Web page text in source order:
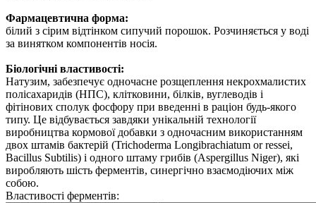
Фармацевтична форма:
білий з сірим відтінком сипучий порошок. Розчиняється у воді
за винятком компонентів носія.
Біологічні властивості:
Натузим, забезпечує одночасне розщеплення некрохмалистих
полісахаридів (НПС), клітковини, білків, вуглеводів і
фітінових сполук фосфору при введенні в раціон будь-якого
типу. Це відбувається завдяки унікальній технології
виробництва кормової добавки з одночасним використанням
двох штамів бактерій (Trichoderma Longibrachiatum or ressei,
Bacillus Subtilis) і одного штаму грибів (Aspergillus Niger), які
виробляють шість ферментів, синергічно взаємодіючих між
собою.
Властивості ферментів: